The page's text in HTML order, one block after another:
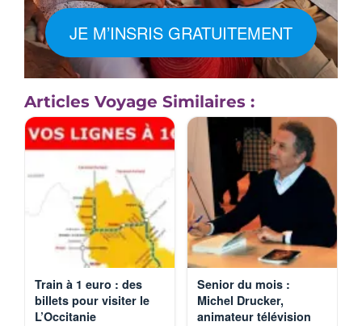
JE M’INSRIS GRATUITEMENT
Articles Voyage Similaires :
Train à 1 euro : des
billets pour visiter le
L’Occitanie
Senior du mois :
Michel Drucker,
animateur télévision